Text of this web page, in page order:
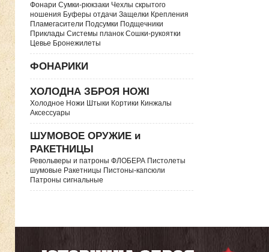
Фонари Сумки-рюкзаки Чехлы скрытого
ношения Буферы отдачи Защелки Крепления
Пламегасители Подсумки Подщечники
Приклады Системы планок Сошки-рукоятки
Цевье Бронежилеты
ФОНАРИКИ
ХОЛОДНА ЗБРОЯ НОЖІ
Холодное Ножи Штыки Кортики Кинжалы
Аксессуары
ШУМОВОЕ ОРУЖИЕ и
РАКЕТНИЦЫ
Револьверы и патроны ФЛОБЕРА Пистолеты
шумовые Ракетницы Пистоны-капсюли
Патроны сигнальные